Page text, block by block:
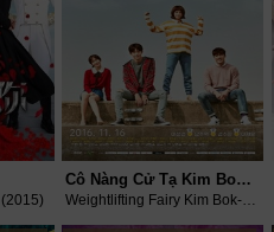
Cô Nàng Cử Tạ Kim Bok Joo
Weightlifting Fairy Kim Bok-Joo (2016)